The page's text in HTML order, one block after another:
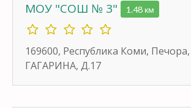
МОУ "СОШ № 3" 1.48 км
169600, Республика Коми,
ГАГАРИНА, Д.17